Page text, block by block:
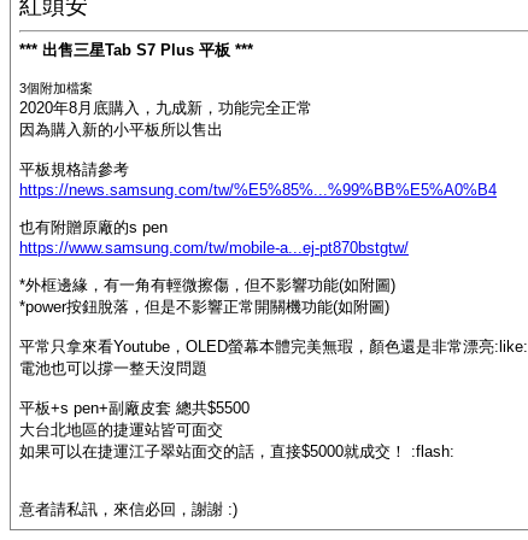
紅頭安
*** 出售三星Tab S7 Plus 平板 ***
3個附加檔案
2020年8月底購入，九成新，功能完全正常
因為購入新的小平板所以售出
平板規格請參考
https://news.samsung.com/tw/%E5%85%...%99%BB%E5%A0%B4
也有附贈原廠的s pen
https://www.samsung.com/tw/mobile-a...ej-pt870bstgtw/
*外框邊緣，有一角有輕微擦傷，但不影響功能(如附圖)
*power按鈕脫落，但是不影響正常開關機功能(如附圖)
平常只拿來看Youtube，OLED螢幕本體完美無瑕，顏色還是非常漂亮:like:
電池也可以撐一整天沒問題
平板+s pen+副廠皮套 總共$5500
大台北地區的捷運站皆可面交
如果可以在捷運江子翠站面交的話，直接$5000就成交！ :flash:
意者請私訊，來信必回，謝謝 :)